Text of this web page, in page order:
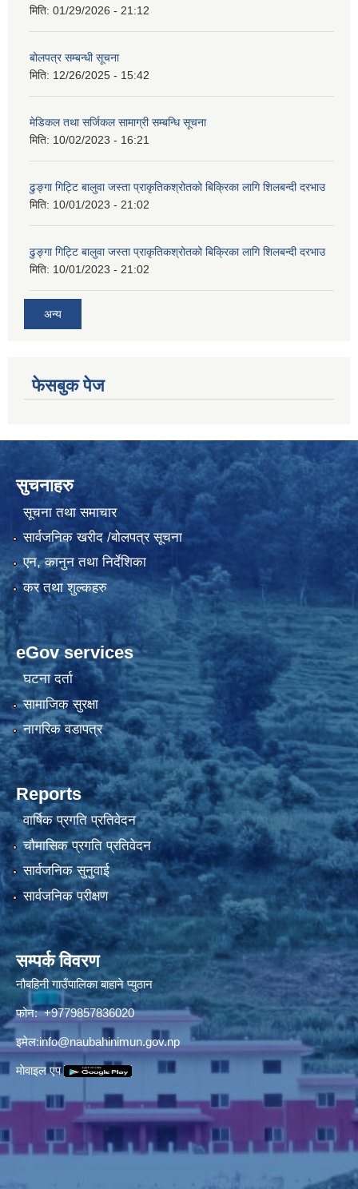
मिति: 01/29/2026 - 21:12
बोलपत्र सम्बन्धी सूचना
मिति: 12/26/2025 - 15:42
मेडिकल तथा सर्जिकल सामाग्री सम्बन्धि सूचना
मिति: 10/02/2023 - 16:21
ढुङ्गा गिट्टि बालुवा जस्ता प्राकृतिकश्रोतको बिक्रिका लागि शिलबन्दी दरभाउ
मिति: 10/01/2023 - 21:02
ढुङ्गा गिट्टि बालुवा जस्ता प्राकृतिकश्रोतको बिक्रिका लागि शिलबन्दी दरभाउ
मिति: 10/01/2023 - 21:02
अन्य
फेसबुक पेज
सुचनाहरु
सूचना तथा समाचार
सार्वजनिक खरीद /बोलपत्र सूचना
एन, कानुन तथा निर्देशिका
कर तथा शुल्कहरु
eGov services
घटना दर्ता
सामाजिक सुरक्षा
नागरिक वडापत्र
Reports
वार्षिक प्रगति प्रतिवेदन
चौमासिक प्रगति प्रतिवेदन
सार्वजनिक सुनुवाई
सार्वजनिक परीक्षण
सम्पर्क विवरण
नौबहिनी गाउँपालिका बाहाने प्युठान
फोन: +9779857836020
इमेल:info@naubahinimun.gov.np
माेवाइल एप